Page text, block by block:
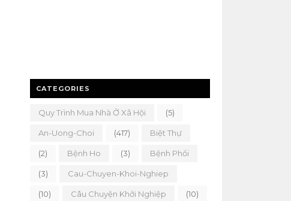
CATEGORIES
Quy Trình Mua Nhà Ở Xã Hội (5)
An-Uong-Choi (417) Biệt Thự
(2) Bệnh Ho (3) Bệnh Phổi
(3) Cau-Chuyen-Khoi-Nghiep
(10) Câu Chuyện Khởi Nghiệp (10)